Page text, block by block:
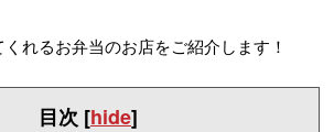
れるお弁当のお店をご紹介します！
目次 [hide]